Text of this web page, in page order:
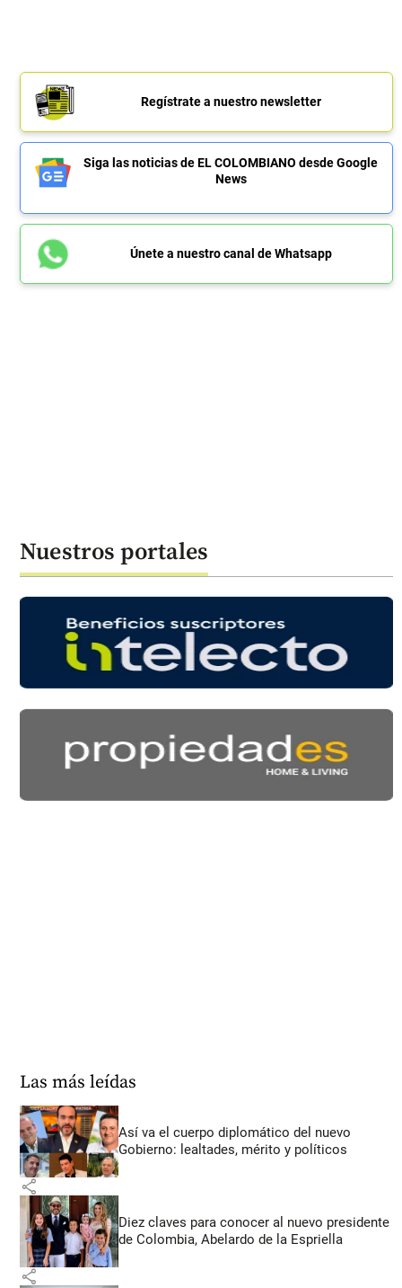
Regístrate a nuestro newsletter
Siga las noticias de EL COLOMBIANO desde Google
News
Únete a nuestro canal de Whatsapp
Nuestros portales
Las más leídas
Así va el cuerpo diplomático del nuevo
Gobierno: lealtades, mérito y políticos
share
Diez claves para conocer al nuevo presidente
de Colombia, Abelardo de la Espriella
share